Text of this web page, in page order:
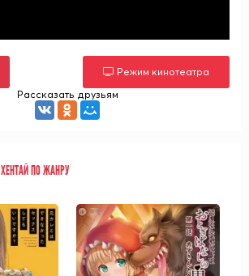
Режим кинотеатра
Рассказать друзьям
ХЕНТАЙ ПО ЖАНРУ